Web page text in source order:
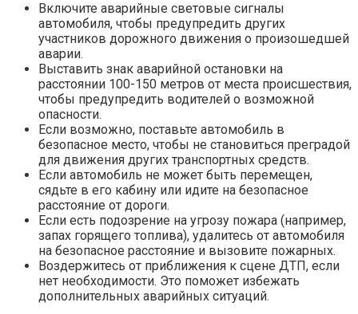
Включите аварийные световые сигналы
автомобиля, чтобы предупредить других
участников дорожного движения о произошедшей
аварии.
Выставить знак аварийной остановки на
расстоянии 100-150 метров от места происшествия,
чтобы предупредить водителей о возможной
опасности.
Если возможно, поставьте автомобиль в
безопасное место, чтобы не становиться преградой
для движения других транспортных средств.
Если автомобиль не может быть перемещен,
сядьте в его кабину или идите на безопасное
расстояние от дороги.
Если есть подозрение на угрозу пожара (например,
запах горящего топлива), удалитесь от автомобиля
на безопасное расстояние и вызовите пожарных.
Воздержитесь от приближения к сцене ДТП, если
нет необходимости. Это поможет избежать
дополнительных аварийных ситуаций.